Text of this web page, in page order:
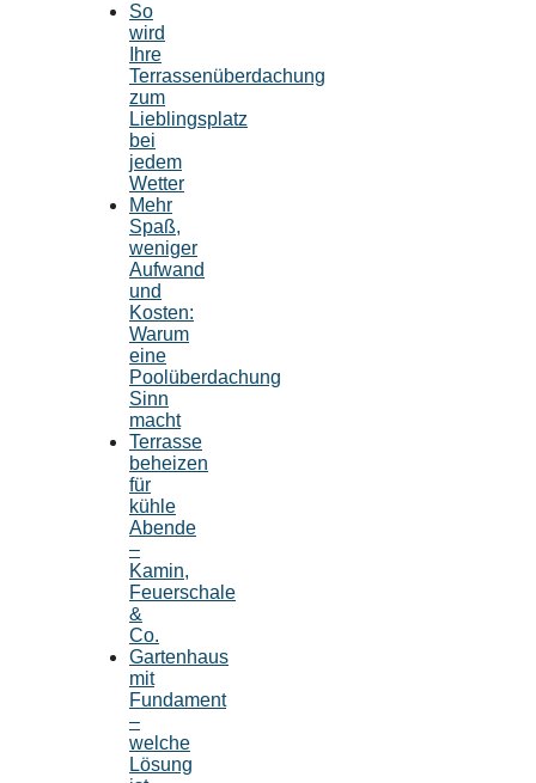
So
wird
Ihre
Terrassenüberdachung
zum
Lieblingsplatz
bei
jedem
Wetter
Mehr
Spaß,
weniger
Aufwand
und
Kosten:
Warum
eine
Poolüberdachung
Sinn
macht
Terrasse
beheizen
für
kühle
Abende
–
Kamin,
Feuerschale
&
Co.
Gartenhaus
mit
Fundament
–
welche
Lösung